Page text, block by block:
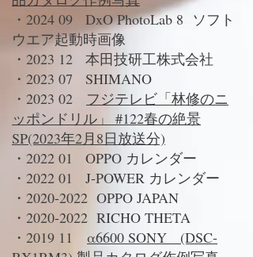
・2024 09 DxO PhotoLab 8 ソフト
ウエア起動時画像
・2023 12 本田技研工株式会社
・2023 07 SHIMANO
・2023 02 フジテレビ「林修のニ
ッポンドリル」 #122春の絶景
SP(2023年2月8日放送分)
・2022 01 OPPO カレンダー​​
・2022 01 J-POWER カレンダー
・2020-2022 OPPO JAPAN
・2020-2022 RICHO THETA
・2019 11 α6600 SONY (DSC-